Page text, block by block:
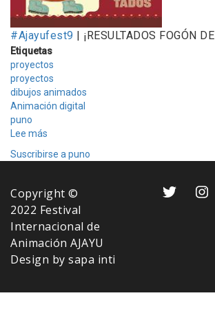
#Ajayufest9 | ¡RESULTADOS FOGÓN
Etiquetas
proyectos
proyectos
dibujos animados
Animación digital
puno
Lee más
FOGÓN
PROYECTOS!
Suscribirse a puno
Copyright ©
2022 Festival
Internacional de
Animación AJAYU
Design by sapa inti